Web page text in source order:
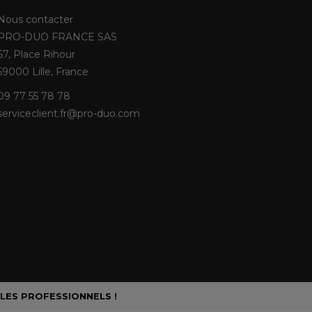
contacter
DUO FRANCE SAS
Place Rihour
Lille, France
77 55 78 78
duo.com
PROFESSIONNELS !